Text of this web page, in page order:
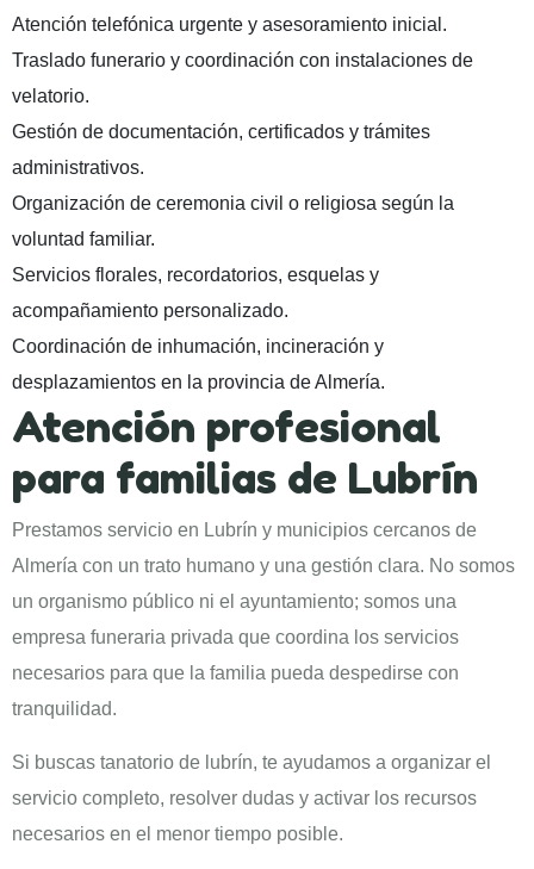
Atención telefónica urgente y asesoramiento inicial.
Traslado funerario y coordinación con instalaciones de
velatorio.
Gestión de documentación, certificados y trámites
administrativos.
Organización de ceremonia civil o religiosa según la
voluntad familiar.
Servicios florales, recordatorios, esquelas y
acompañamiento personalizado.
Coordinación de inhumación, incineración y
desplazamientos en la provincia de Almería.
Atención profesional
para familias de Lubrín
Prestamos servicio en Lubrín y municipios cercanos de
Almería con un trato humano y una gestión clara. No somos
un organismo público ni el ayuntamiento; somos una
empresa funeraria privada que coordina los servicios
necesarios para que la familia pueda despedirse con
tranquilidad.
Si buscas tanatorio de lubrín, te ayudamos a organizar el
servicio completo, resolver dudas y activar los recursos
necesarios en el menor tiempo posible.